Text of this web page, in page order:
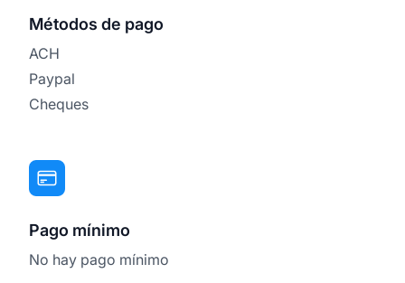
Métodos de pago
ACH
Paypal
Cheques
Pago mínimo
No hay pago mínimo